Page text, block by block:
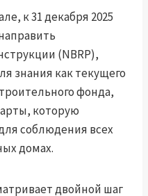
к 31 декабря 2025
(NBRP),
знания как текущего
фонда,
которую
соблюдения всех
домах.
двойной шаг